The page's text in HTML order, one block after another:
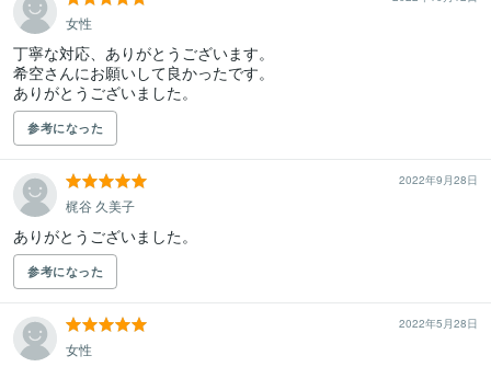
女性
丁寧な対応、ありがとうございます。
希空さんにお願いして良かったです。
ありがとうございました。
参考になった
2022年9月28日
梶谷 久美子
ありがとうございました。
参考になった
2022年5月28日
女性